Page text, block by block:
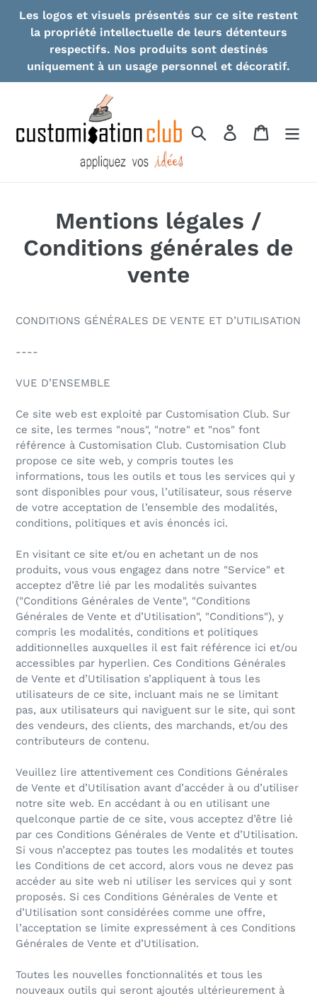
Les logos et visuels présentés sur ce site restent
la propriété intellectuelle de leurs détenteurs
respectifs. Nos produits sont destinés
uniquement à un usage personnel et décoratif.
Search Log in Cart
Mentions légales /
Conditions générales de
vente
CONDITIONS GÉNÉRALES DE VENTE ET D’UTILISATION
----
VUE D’ENSEMBLE
Ce site web est exploité par Customisation Club. Sur
ce site, les termes "nous", "notre" et "nos" font
référence à Customisation Club. Customisation Club
propose ce site web, y compris toutes les
informations, tous les outils et tous les services qui y
sont disponibles pour vous, l’utilisateur, sous réserve
de votre acceptation de l’ensemble des modalités,
conditions, politiques et avis énoncés ici.
En visitant ce site et/ou en achetant un de nos
produits, vous vous engagez dans notre "Service" et
acceptez d’être lié par les modalités suivantes
("Conditions Générales de Vente", "Conditions
Générales de Vente et d’Utilisation", "Conditions"), y
compris les modalités, conditions et politiques
additionnelles auxquelles il est fait référence ici et/ou
accessibles par hyperlien. Ces Conditions Générales
de Vente et d’Utilisation s’appliquent à tous les
utilisateurs de ce site, incluant mais ne se limitant
pas, aux utilisateurs qui naviguent sur le site, qui sont
des vendeurs, des clients, des marchands, et/ou des
contributeurs de contenu.
Veuillez lire attentivement ces Conditions Générales
de Vente et d’Utilisation avant d’accéder à ou d’utiliser
notre site web. En accédant à ou en utilisant une
quelconque partie de ce site, vous acceptez d’être lié
par ces Conditions Générales de Vente et d’Utilisation.
Si vous n’acceptez pas toutes les modalités et toutes
les Conditions de cet accord, alors vous ne devez pas
accéder au site web ni utiliser les services qui y sont
proposés. Si ces Conditions Générales de Vente et
d’Utilisation sont considérées comme une offre,
l’acceptation se limite expressément à ces Conditions
Générales de Vente et d’Utilisation.
Toutes les nouvelles fonctionnalités et tous les
nouveaux outils qui seront ajoutés ultérieurement à